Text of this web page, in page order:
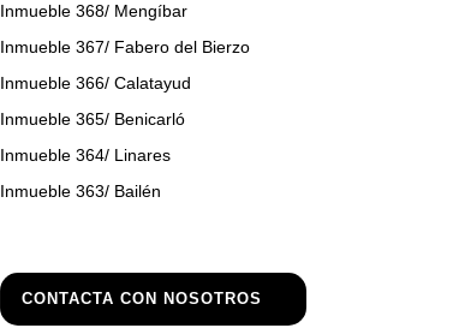
Inmueble 368/ Mengíbar
Inmueble 367/ Fabero del Bierzo
Inmueble 366/ Calatayud
Inmueble 365/ Benicarló
Inmueble 364/ Linares
Inmueble 363/ Bailén
CONTACTA CON NOSOTROS